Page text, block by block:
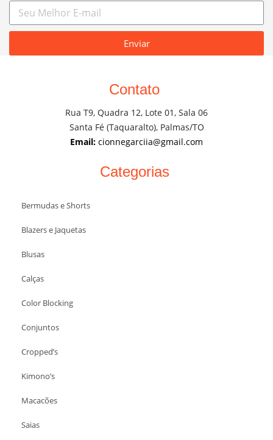
Enviar
Contato
Rua T9, Quadra 12, Lote 01, Sala 06
Santa Fé (Taquaralto), Palmas/TO
Email: cionnegarciia@gmail.com
Categorias
Bermudas e Shorts
Blazers e Jaquetas
Blusas
Calças
Color Blocking
Conjuntos
Cropped’s
Kimono’s
Macacões
Saias